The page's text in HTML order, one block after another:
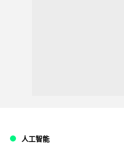
人工智能